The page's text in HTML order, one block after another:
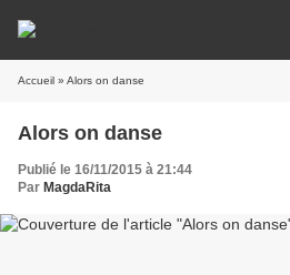
Accueil » Alors on danse
Alors on danse
Publié le 16/11/2015 à 21:44
Par MagdaRita